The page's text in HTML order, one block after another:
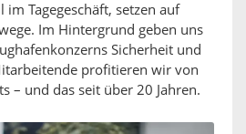
Tagegeschäft, setzen auf
Im Hintergrund geben uns
Sicherheit und
profitieren wir von
– und das seit über 20 Jahren.